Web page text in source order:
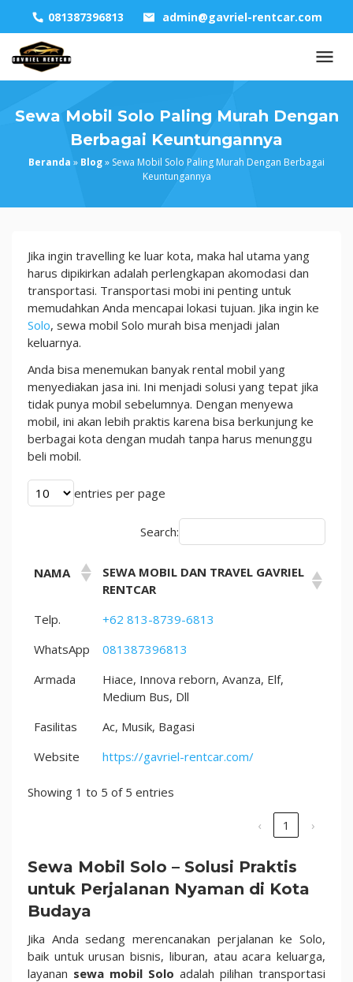
content
081387396813 admin@gavriel-rentcar.com
Sewa Mobil Solo Paling Murah Dengan
Berbagai Keuntungannya
Beranda » Blog» Sewa Mobil Solo Paling Murah Dengan Berbagai
Keuntungannya
Sewa
Mobil
Solo
Paling
Murah
Dengan
Keuntungannya
Jika ingin travelling ke luar kota, maka hal utama yang
harus dipikirkan adalah perlengkapan akomodasi dan
transportasi. Transportasi mobi ini penting untuk
memudahkan Anda mencapai lokasi tujuan. Jika ingin ke
Solo, sewa mobil Solo murah bisa menjadi jalan
keluarnya.
Anda bisa menemukan banyak rental mobil yang
menyediakan jasa ini. Ini menjadi solusi yang tepat jika
tidak punya mobil sebelumnya. Dengan menyewa
mobil, ini akan lebih praktis karena bisa berkunjung ke
berbagai kota dengan mudah tanpa harus menunggu
beli mobil.
entries per page
Search:
NAMA
SEWA MOBIL DAN TRAVEL GAVRIEL
RENTCAR
Telp.
+62 813-8739-6813
WhatsApp
081387396813
Armada
Hiace, Innova reborn, Avanza, Elf,
Medium Bus, Dll
Fasilitas
Ac, Musik, Bagasi
Website
https://gavriel-rentcar.com/
Showing 1 to 5 of 5 entries
‹ 1 ›
Sewa Mobil Solo – Solusi Praktis
untuk Perjalanan Nyaman di Kota
Budaya
Jika Anda sedang merencanakan perjalanan ke Solo,
baik untuk urusan bisnis, liburan, atau acara keluarga,
layanan sewa mobil Solo adalah pilihan transportasi